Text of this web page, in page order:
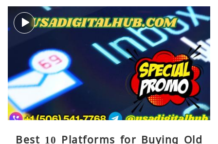
Best 10 Platforms for Buying Old